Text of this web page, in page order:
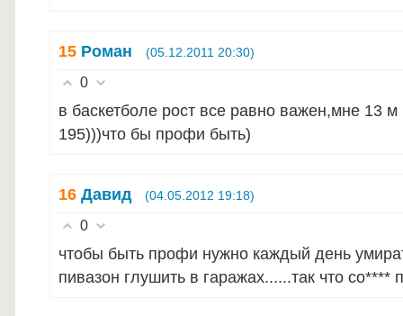
15 Роман (05.12.2011 20:30)
0
в баскетболе рост все равно важен,мне 13 м
195)))что бы профи быть)
16 Давид (04.05.2012 19:18)
0
чтобы быть профи нужно каждый день
пивазон глушить в гаражах......так что со****